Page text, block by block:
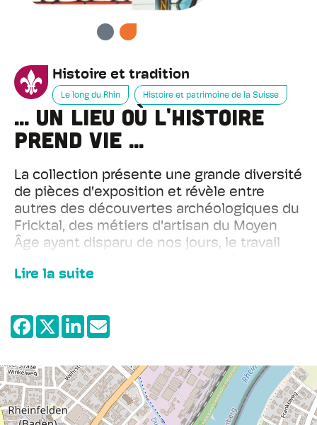
PRÉCÉDENT
SUIVANT
Histoire et tradition
Le long du Rhin Histoire et patrimoine de la Suisse
... un lieu où l'histoire
prend vie ...
La collection présente une grande diversité
de pièces d'exposition et révèle entre
autres des découvertes archéologiques du
Fricktal, des métiers d'artisan du Moyen
Âge ayant disparu de nos jours, le travail
cigares.
Les modèles de ville et aquarelles du
professeur de dessin Gustav Kalenbach-
pour illustrer l'histoire locale de
Rheinfelden.
L'exposition « La peste et la confrérie
Lire la suite